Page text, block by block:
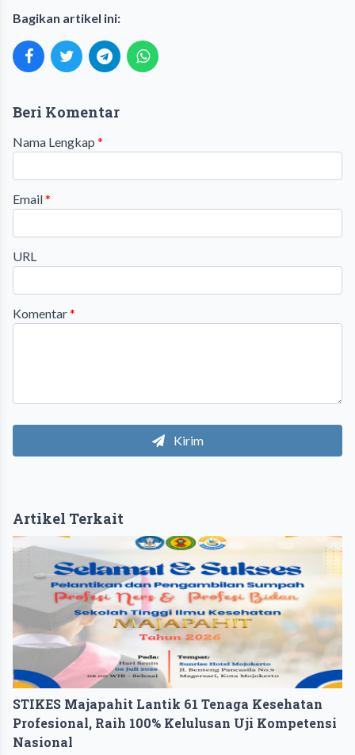
Bagikan artikel ini:
Beri Komentar
Nama Lengkap *
Email*
URL
Komentar*
Kirim
Artikel Terkait
STIKES Majapahit Lantik 61 Tenaga Kesehatan
Profesional, Raih 100% Kelulusan Uji Kompetensi
Nasional